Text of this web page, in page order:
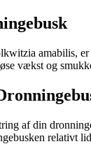
amabilis,
vækst og
af din
relativt